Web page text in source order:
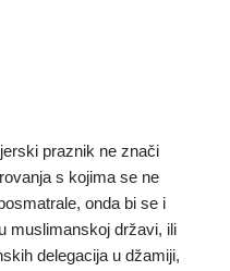
praznik ne znači
s kojima se ne
onda bi se i
muslimanskoj državi, ili
delegacija u džamiji,